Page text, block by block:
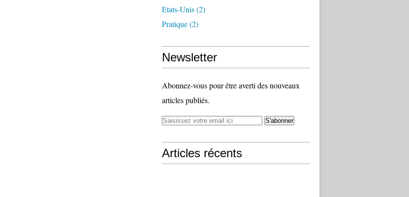
Etats-Unis(2)
Pratique(2)
Newsletter
Abonnez-vous pour être averti des nouveaux
articles publiés.
Articles récents